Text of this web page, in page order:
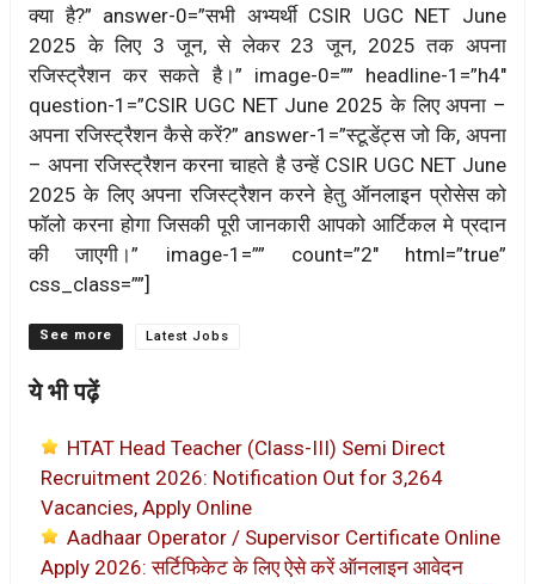
क्या है?” answer-0=”सभी अभ्यर्थी CSIR UGC NET June
2025 के लिए 3 जून, से लेकर 23 जून, 2025 तक अपना
रजिस्ट्रैशन कर सकते है।” image-0=”” headline-1=”h4″
question-1=”CSIR UGC NET June 2025 के लिए अपना –
अपना रजिस्ट्रैशन कैसे करें?” answer-1=”स्टूडेंट्स जो कि, अपना
– अपना रजिस्ट्रैशन करना चाहते है उन्हें CSIR UGC NET June
2025 के लिए अपना रजिस्ट्रैशन करने हेतु ऑनलाइन प्रोसेस को
फॉलो करना होगा जिसकी पूरी जानकारी आपको आर्टिकल मे प्रदान
की जाएगी।” image-1=”” count=”2″ html=”true”
css_class=””]
Categories Latest Jobs
ये भी पढ़ें
HTAT Head Teacher (Class-III) Semi Direct
Recruitment 2026: Notification Out for 3,264
Vacancies, Apply Online
Aadhaar Operator / Supervisor Certificate Online
Apply 2026: सर्टिफिकेट के लिए ऐसे करें ऑनलाइन आवेदन